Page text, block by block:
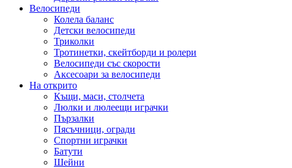
Велосипеди
Колела баланс
Детски велосипеди
Триколки
Тротинетки, скейтборди и ролери
Велосипеди със скорости
Аксесоари за велосипеди
На открито
Къщи, маси, столчета
Люлки и люлеещи играчки
Пързалки
Пясъчници, огради
Спортни играчки
Батути
Шейни